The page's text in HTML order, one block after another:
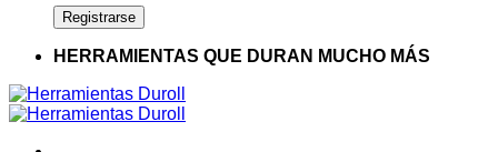
HERRAMIENTAS QUE DURAN MUCHO MÁS